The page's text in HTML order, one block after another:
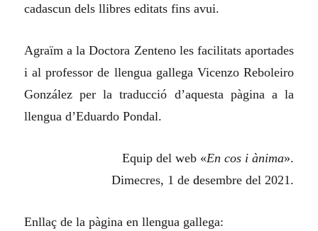
cadascun dels llibres editats fins avui.
Agraïm a la Doctora Zenteno les facilitats aportades
i al professor de llengua gallega Vicenzo Reboleiro
González per la traducció d’aquesta pàgina a la
llengua d’Eduardo Pondal.
Equip del web «En cos i ànima».
Dimecres, 1 de desembre del 2021.
Enllaç de la pàgina en llengua gallega: